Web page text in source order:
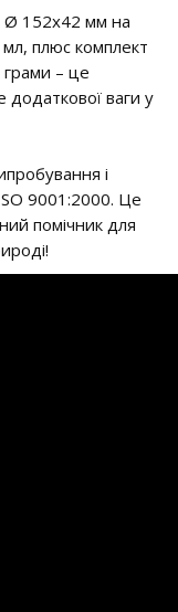
Ø 152x42 мм на
плюс комплект
грами – це
додаткової ваги у
і
9001:2000. Це
помічник для